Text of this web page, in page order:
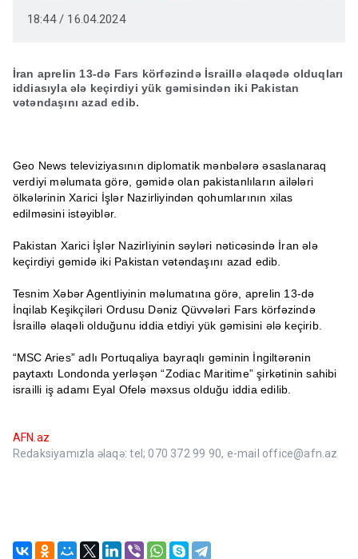
18:44 / 16.04.2024
İran aprelin 13-də Fars körfəzində İsraillə əlaqədə olduqları
iddiasıyla ələ keçirdiyi yük gəmisindən iki Pakistan
vətəndaşını azad edib.
Geo News televiziyasının diplomatik mənbələrə əsaslanaraq
verdiyi məlumata görə, gəmidə olan pakistanlıların ailələri
ölkələrinin Xarici İşlər Nazirliyindən qohumlarının xilas
edilməsini istəyiblər.
Pakistan Xarici İşlər Nazirliyinin səyləri nəticəsində İran ələ
keçirdiyi gəmidə iki Pakistan vətəndaşını azad edib.
Tesnim Xəbər Agentliyinin məlumatına görə, aprelin 13-də
İnqilab Keşikçiləri Ordusu Dəniz Qüvvələri Fars körfəzində
İsraillə əlaqəli olduğunu iddia etdiyi yük gəmisini ələ keçirib.
“MSC Aries” adlı Portuqaliya bayraqlı gəminin İngiltərənin
paytaxtı Londonda yerləşən “Zodiac Maritime” şirkətinin sahibi
israilli iş adamı Eyal Ofelə məxsus olduğu iddia edilib.
AFN.az
Redaksiyamızla əlaqə: tel; 070 372 99 90, e-mail office@afn.az